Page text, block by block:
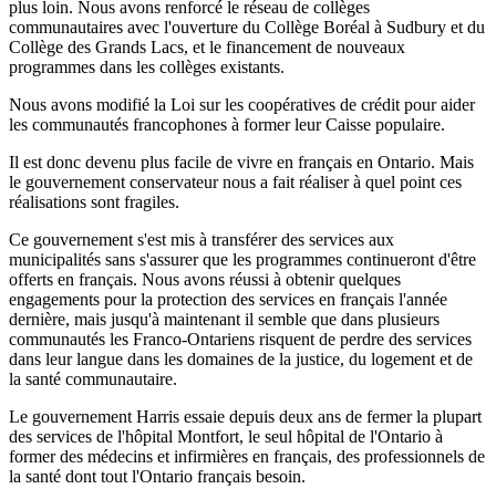
plus loin. Nous avons renforcé le réseau de collèges
communautaires avec l'ouverture du Collège Boréal à Sudbury et du
Collège des Grands Lacs, et le financement de nouveaux
programmes dans les collèges existants.
Nous avons modifié la Loi sur les coopératives de crédit pour aider
les communautés francophones à former leur Caisse populaire.
Il est donc devenu plus facile de vivre en français en Ontario. Mais
le gouvernement conservateur nous a fait réaliser à quel point ces
réalisations sont fragiles.
Ce gouvernement s'est mis à transférer des services aux
municipalités sans s'assurer que les programmes continueront d'être
offerts en français. Nous avons réussi à obtenir quelques
engagements pour la protection des services en français l'année
dernière, mais jusqu'à maintenant il semble que dans plusieurs
communautés les Franco-Ontariens risquent de perdre des services
dans leur langue dans les domaines de la justice, du logement et de
la santé communautaire.
Le gouvernement Harris essaie depuis deux ans de fermer la plupart
des services de l'hôpital Montfort, le seul hôpital de l'Ontario à
former des médecins et infirmières en français, des professionnels de
la santé dont tout l'Ontario français besoin.